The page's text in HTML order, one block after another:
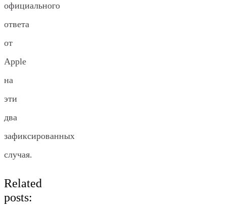
официального
ответа
от
Apple
на
эти
два
зафиксированных
случая.
Related
posts: